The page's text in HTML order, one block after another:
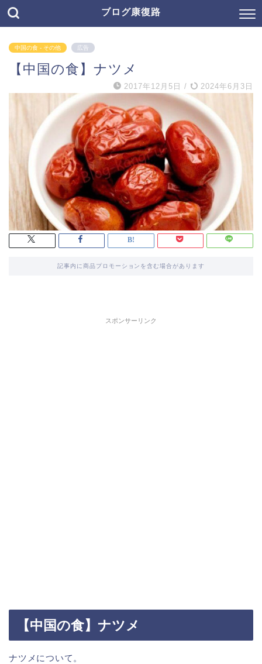
ブログ康復路
中国の食 - その他 広告
【中国の食】ナツメ
2017年12月5日 / 2024年6月3日
記事内に商品プロモーションを含む場合があります
スポンサーリンク
【中国の食】ナツメ
ナツメについて。